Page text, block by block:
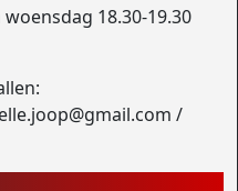
18.30-19.30
/